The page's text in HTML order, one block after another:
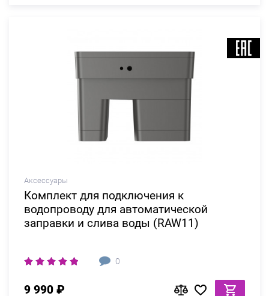
Аксессуары
Комплект для подключения к
водопроводу для автоматической
заправки и слива воды (RAW11)
0
9 990 ₽